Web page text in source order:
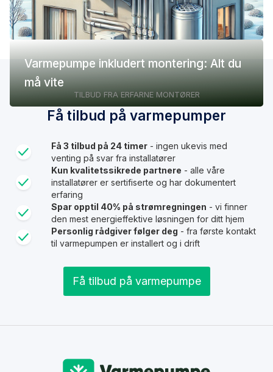
Varmepumpe inkludert montering: Alt du
må vite
TILBUD FRA ERFARNE MONTØRER
Få tilbud på varmepumper
Få 3 tilbud på 24 timer - ingen ukevis med
venting på svar fra installatører
Kun kvalitetssikrede partnere - alle våre
installatører er sertifiserte og har dokumentert
erfaring
Spar opptil 40% på strømregningen - vi finner
den mest energieffektive løsningen for ditt hjem
Personlig rådgiver følger deg - fra første kontakt
til varmepumpen er installert og i drift
Få tilbud på varmepumpe